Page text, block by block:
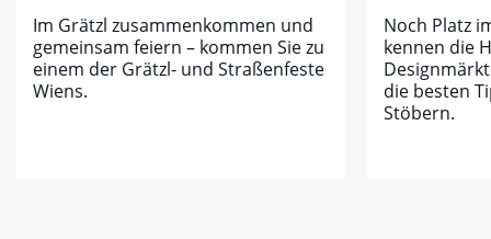
Im Grätzl zusammenkommen und
gemeinsam feiern – kommen Sie zu
einem der Grätzl- und Straßenfeste
Wiens.
Noch Platz
kennen die
die besten
Stöbern.